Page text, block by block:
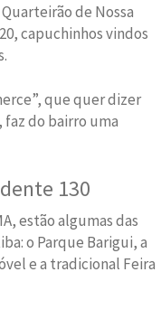
de Nossa
capuchinhos vindos
que quer dizer
do bairro uma
130
estão algumas das
o Parque Barigui, a
e a tradicional Feira